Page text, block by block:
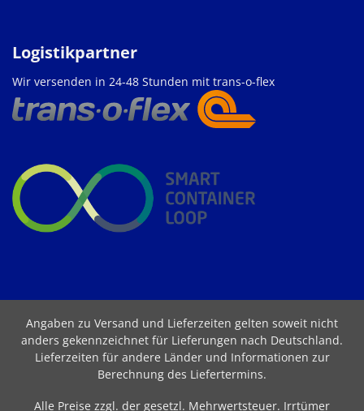
Logistikpartner
Wir versenden in 24-48 Stunden mit trans-o-flex
Angaben zu Versand und Lieferzeiten gelten soweit nicht
anders gekennzeichnet für Lieferungen nach Deutschland.
Lieferzeiten für andere Länder und Informationen zur
Berechnung des Liefertermins.
Alle Preise zzgl. der gesetzl. Mehrwertsteuer. Irrtümer